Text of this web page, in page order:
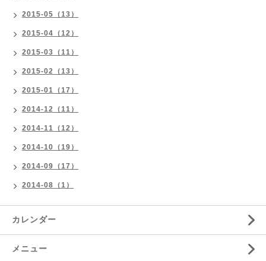
2015-05（13）
2015-04（12）
2015-03（11）
2015-02（13）
2015-01（17）
2014-12（11）
2014-11（12）
2014-10（19）
2014-09（17）
2014-08（1）
カレンダー
メニュー